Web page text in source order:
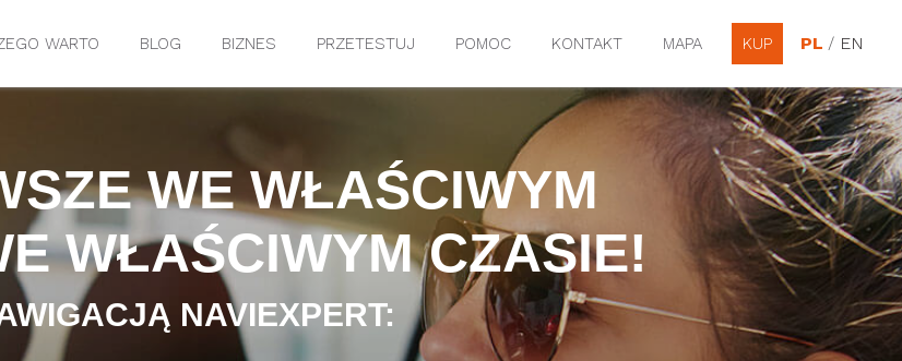
PL / EN
WARTO BLOG BIZNES PRZETESTUJ POMOC KONTAKT MAPA KUP
WE WŁAŚCIWYM
WŁAŚCIWYM CZASIE!
NAVIEXPERT: